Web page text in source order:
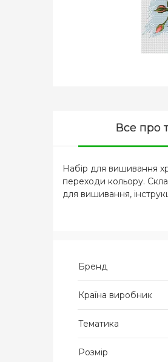
Все про
Набір для вишивання
переходи кольору.
для вишивання,
Бренд
Країна виробник
Тематика
Розмір